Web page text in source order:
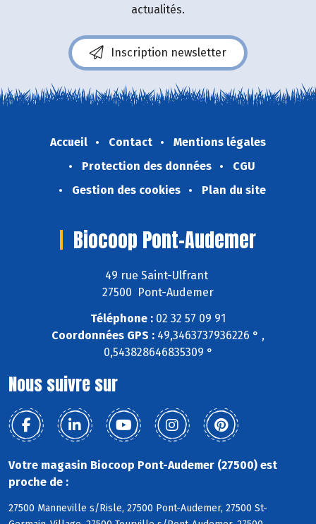
actualités.
Inscription newsletter
Accueil Contact
Mentions légales
Protection des données
CGU
Gestion des cookies
Plan du site
Biocoop Pont-Audemer
49 rue Saint-Ulfrant
27500 Pont-Audemer
Téléphone : 02 32 57 09 91
Coordonnées GPS : 49,3463737936226 ° ,
0,543828646835309 °
Nous suivre sur
Votre magasin Biocoop Pont-Audemer (27500) est
proche de :
27500 Manneville s/Risle, 27500 Pont-Audemer, 27500 St-